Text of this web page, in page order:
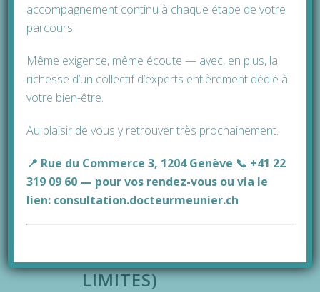
Posted
VRAIMENT (ET SES
LIMITES)
accompagnement continu à chaque étape de votre
parcours.
Même exigence, même écoute — avec, en plus, la
richesse d’un collectif d’experts entièrement dédié à
votre bien-être.
Au plaisir de vous y retrouver très prochainement.
📍 Rue du Commerce 3, 1204 Genève 📞 +41 22
319 09 60 — pour vos rendez-vous ou via le
lien: consultation.docteurmeunier.ch